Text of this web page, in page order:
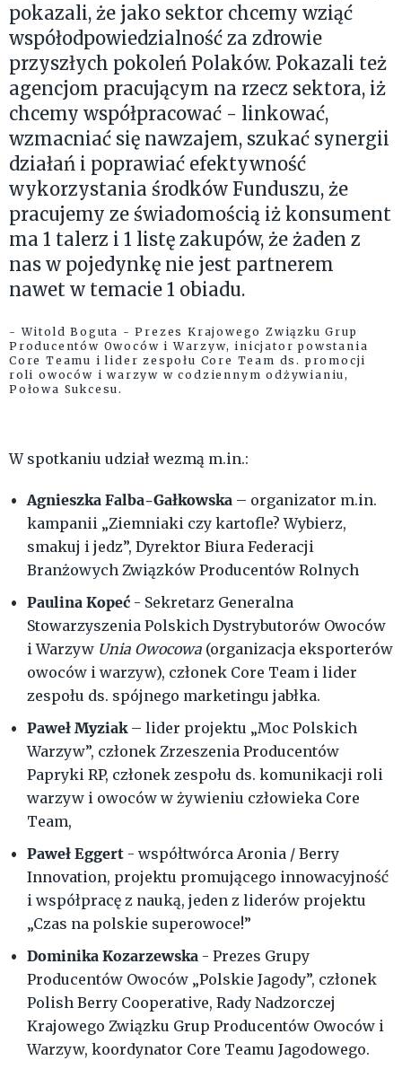
pokazali, że jako sektor chcemy wziąć
współodpowiedzialność za zdrowie
przyszłych pokoleń Polaków. Pokazali też
agencjom pracującym na rzecz sektora, iż
chcemy współpracować - linkować,
wzmacniać się nawzajem, szukać synergii
działań i poprawiać efektywność
wykorzystania środków Funduszu, że
pracujemy ze świadomością iż konsument
ma 1 talerz i 1 listę zakupów, że żaden z
nas w pojedynkę nie jest partnerem
nawet w temacie 1 obiadu.
- Witold Boguta - Prezes Krajowego Związku Grup
Producentów Owoców i Warzyw, inicjator powstania
Core Teamu i lider zespołu Core Team ds. promocji
roli owoców i warzyw w codziennym odżywianiu,
Połowa Sukcesu.
W spotkaniu udział wezmą m.in.:
Agnieszka Falba-Gałkowska – organizator m.in.
kampanii „Ziemniaki czy kartofle? Wybierz,
smakuj i jedz”, Dyrektor Biura Federacji
Branżowych Związków Producentów Rolnych
Paulina Kopeć - Sekretarz Generalna
Stowarzyszenia Polskich Dystrybutorów Owoców
i Warzyw Unia Owocowa (organizacja eksporterów
owoców i warzyw), członek Core Team i lider
zespołu ds. spójnego marketingu jabłka.
Paweł Myziak – lider projektu „Moc Polskich
Warzyw”, członek Zrzeszenia Producentów
Papryki RP, członek zespołu ds. komunikacji roli
warzyw i owoców w żywieniu człowieka Core
Team,
Paweł Eggert - współtwórca Aronia / Berry
Innovation, projektu promującego innowacyjność
i współpracę z nauką, jeden z liderów projektu
„Czas na polskie superowoce!”
Dominika Kozarzewska - Prezes Grupy
Producentów Owoców „Polskie Jagody”, członek
Polish Berry Cooperative, Rady Nadzorczej
Krajowego Związku Grup Producentów Owoców i
Warzyw, koordynator Core Teamu Jagodowego.